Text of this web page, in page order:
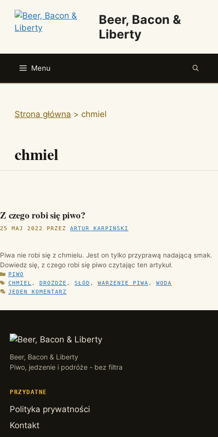
treści
Beer, Bacon &
Liberty
Menu
Strona główna > chmiel
chmiel
Z czego robi się piwo?
25 MAJ 2022 PRZEZ ARTUR KARPIŃSKI
Piwa nie robi się z chmielu. Jest on tylko przyprawą nadającą smak.
Dowiedz się, z czego robi się piwo czytając ten artykuł.
KATEGORIE
PIWO
TAGI
CHMIEL , DROŻDŻE , SŁÓD , WARZENIE PIWA , WODA
JEDEN KOMENTARZ
Beer, Bacon & Liberty
Piwo, jedzenie i podróże - bez filtra
PRZYDATNE
Polityka prywatności
Kontakt